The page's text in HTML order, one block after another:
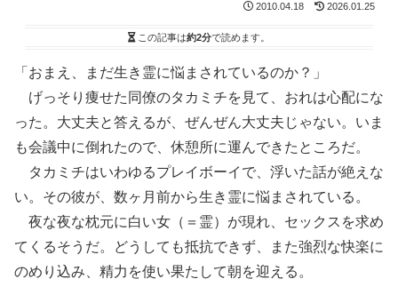
2010.04.18 2026.01.25
この記事は約2分で読めます。
「おまえ、まだ生き霊に悩まされているのか？」
げっそり痩せた同僚のタカミチを見て、おれは心配にな
った。大丈夫と答えるが、ぜんぜん大丈夫じゃない。いま
も会議中に倒れたので、休憩所に運んできたところだ。
タカミチはいわゆるプレイボーイで、浮いた話が絶えな
い。その彼が、数ヶ月前から生き霊に悩まされている。
夜な夜な枕元に白い女（＝霊）が現れ、セックスを求め
てくるそうだ。どうしても抵抗できず、また強烈な快楽に
のめり込み、精力を使い果たして朝を迎える。